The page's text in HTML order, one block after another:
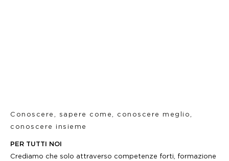
Conoscere, sapere come, conoscere meglio,
conoscere insieme
PER TUTTI NOI
Crediamo che solo attraverso competenze forti, formazione